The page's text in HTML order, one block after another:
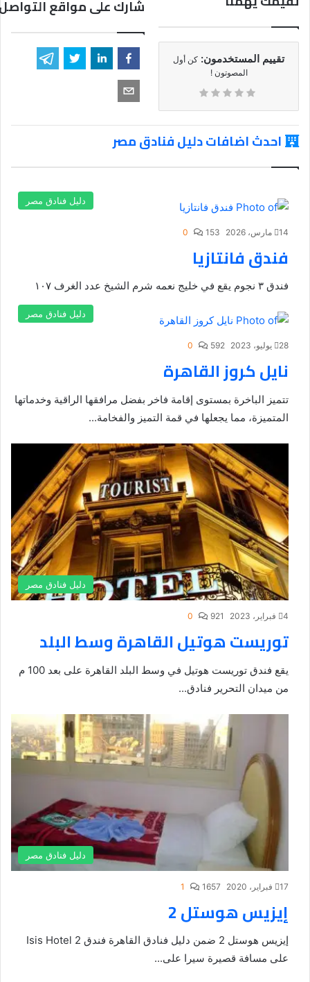
تقييم المستخدمون: كن أول
المصوتون !
شارك على مواقع
احدث اضافات دليل فنادق مصر
دليل فنادق مصر
14 مارس، 2026 153
0
فندق فانتازيا
فندق ٣ نجوم يقع في خليج نعمه شرم الشيخ عدد الغرف ١٠٧
دليل فنادق مصر
28 يوليو، 2023 592
0
نايل كروز القاهرة
تتميز الباخرة بمستوى إقامة فاخر بفضل مرافقها الراقية وخدماتها
المتميزة، مما يجعلها في قمة التميز والفخامة...
دليل فنادق مصر
4 فبراير، 2023 921
0
توريست هوتيل القاهرة وسط البلد
يقع فندق توريست هوتيل في وسط البلد القاهرة على بعد 100 م
من ميدان التحرير فنادق...
دليل فنادق مصر
17 فبراير، 2020 1657
1
إيزيس هوستل 2
إيزيس هوستل 2 ضمن دليل فنادق القاهرة فندق Isis Hotel 2
على مسافة قصيرة سيرا على...